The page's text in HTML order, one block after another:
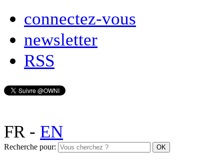
connectez-vous
newsletter
RSS
FR- EN
Recherche pour: